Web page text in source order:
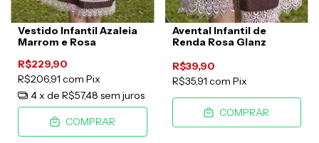
Vestido Infantil Azaleia
Marrom e Rosa
R$229,90
R$206,91 com Pix
4x de R$57,48 sem juros
COMPRAR
Avental Infantil de
Renda Rosa Glanz
R$39,90
R$35,91 com Pix
COMPRAR